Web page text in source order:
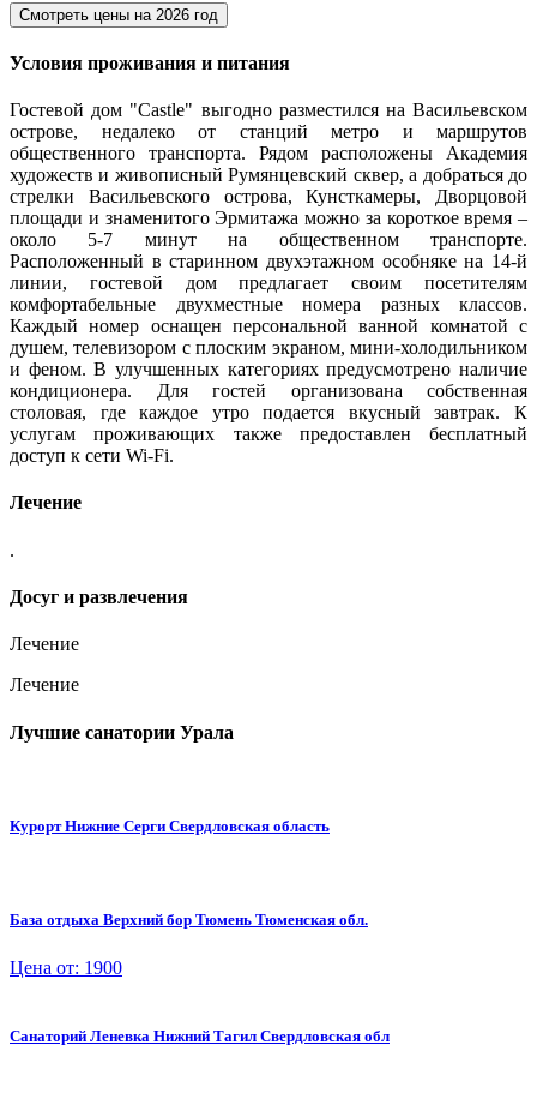
Смотреть цены на 2026 год
Условия проживания и питания
Гостевой дом "Castle" выгодно разместился на Васильевском
острове, недалеко от станций метро и маршрутов
общественного транспорта. Рядом расположены Академия
художеств и живописный Румянцевский сквер, а добраться до
стрелки Васильевского острова, Кунсткамеры, Дворцовой
площади и знаменитого Эрмитажа можно за короткое время –
около 5-7 минут на общественном транспорте.
Расположенный в старинном двухэтажном особняке на 14-й
линии, гостевой дом предлагает своим посетителям
комфортабельные двухместные номера разных классов.
Каждый номер оснащен персональной ванной комнатой с
душем, телевизором с плоским экраном, мини-холодильником
и феном. В улучшенных категориях предусмотрено наличие
кондиционера. Для гостей организована собственная
столовая, где каждое утро подается вкусный завтрак. К
услугам проживающих также предоставлен бесплатный
доступ к сети Wi-Fi.
Лечение
.
Досуг и развлечения
Лечение
Лечение
Лучшие санатории Урала
Курорт Нижние Серги Свердловская область
База отдыха Верхний бор Тюмень Тюменская обл.
Цена от: 1900
Санаторий Леневка Нижний Тагил Свердловская обл